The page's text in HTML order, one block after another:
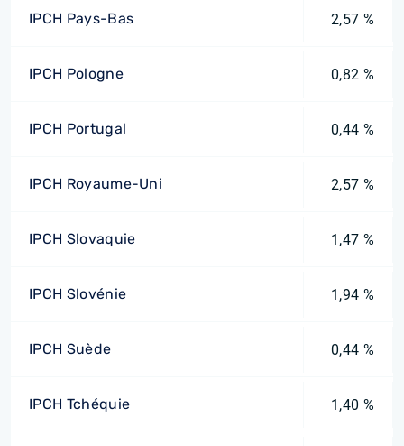
IPCH Pays-Bas 2,57 %
IPCH Pologne 0,82 %
IPCH Portugal 0,44 %
IPCH Royaume-Uni 2,57 %
IPCH Slovaquie 1,47 %
IPCH Slovénie 1,94 %
IPCH Suède 0,44 %
IPCH Tchéquie 1,40 %